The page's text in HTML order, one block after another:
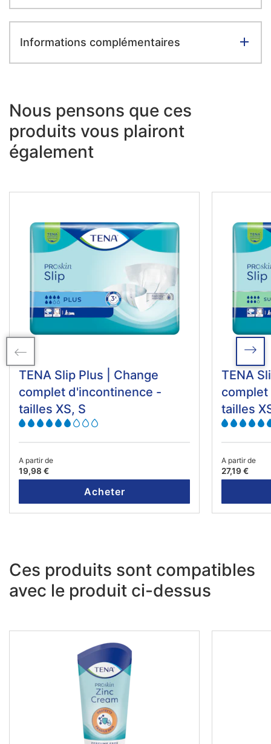
Informations complémentaires
Nous pensons que ces
produits vous plairont
également
TENA Slip Plus | Change
complet d'incontinence -
tailles XS, S
A partir de
19,98 €
Acheter
TENA
tailles
A partir de
27,19 €
Ces produits sont compatibles
avec le produit ci-dessus